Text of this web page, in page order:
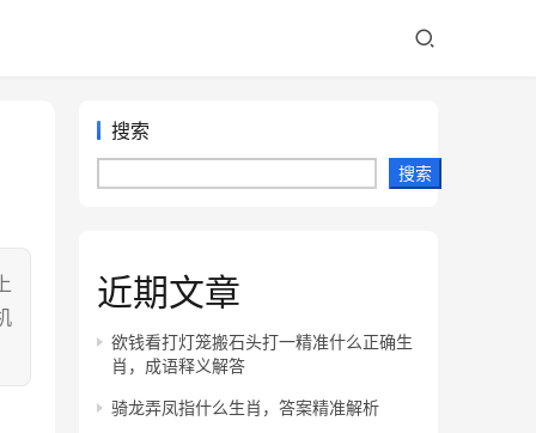
搜索
搜索
近期文章
欲钱看打灯笼搬石头打一精准什么正确生
肖，成语释义解答
骑龙弄凤指什么生肖，答案精准解析